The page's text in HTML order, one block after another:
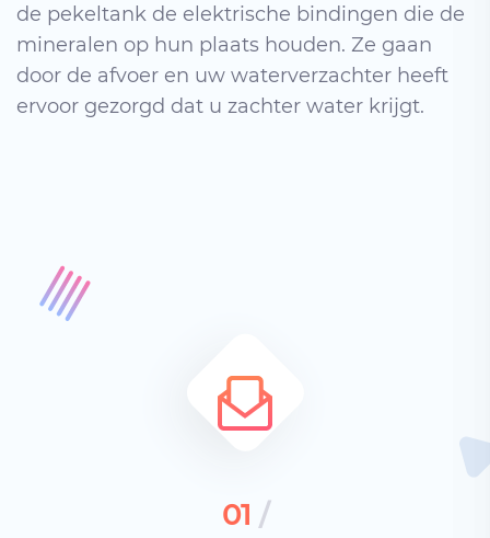
de pekeltank de elektrische bindingen die de
mineralen op hun plaats houden. Ze gaan
door de afvoer en uw waterverzachter heeft
ervoor gezorgd dat u zachter water krijgt.
01 /